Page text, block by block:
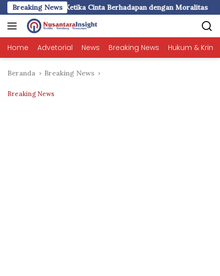
Langsung
ke
konten
Breaking News
Ketika Cinta Berhadapan dengan Moralitas
Home Advetorial News Breaking News Hukum &
Beranda Breaking News
Breaking News